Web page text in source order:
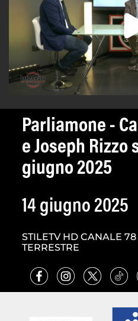
Parliamone -
e Joseph Rizzo
giugno 2025
14 giugno 2025
STILETV HD CANALE
TERRESTRE